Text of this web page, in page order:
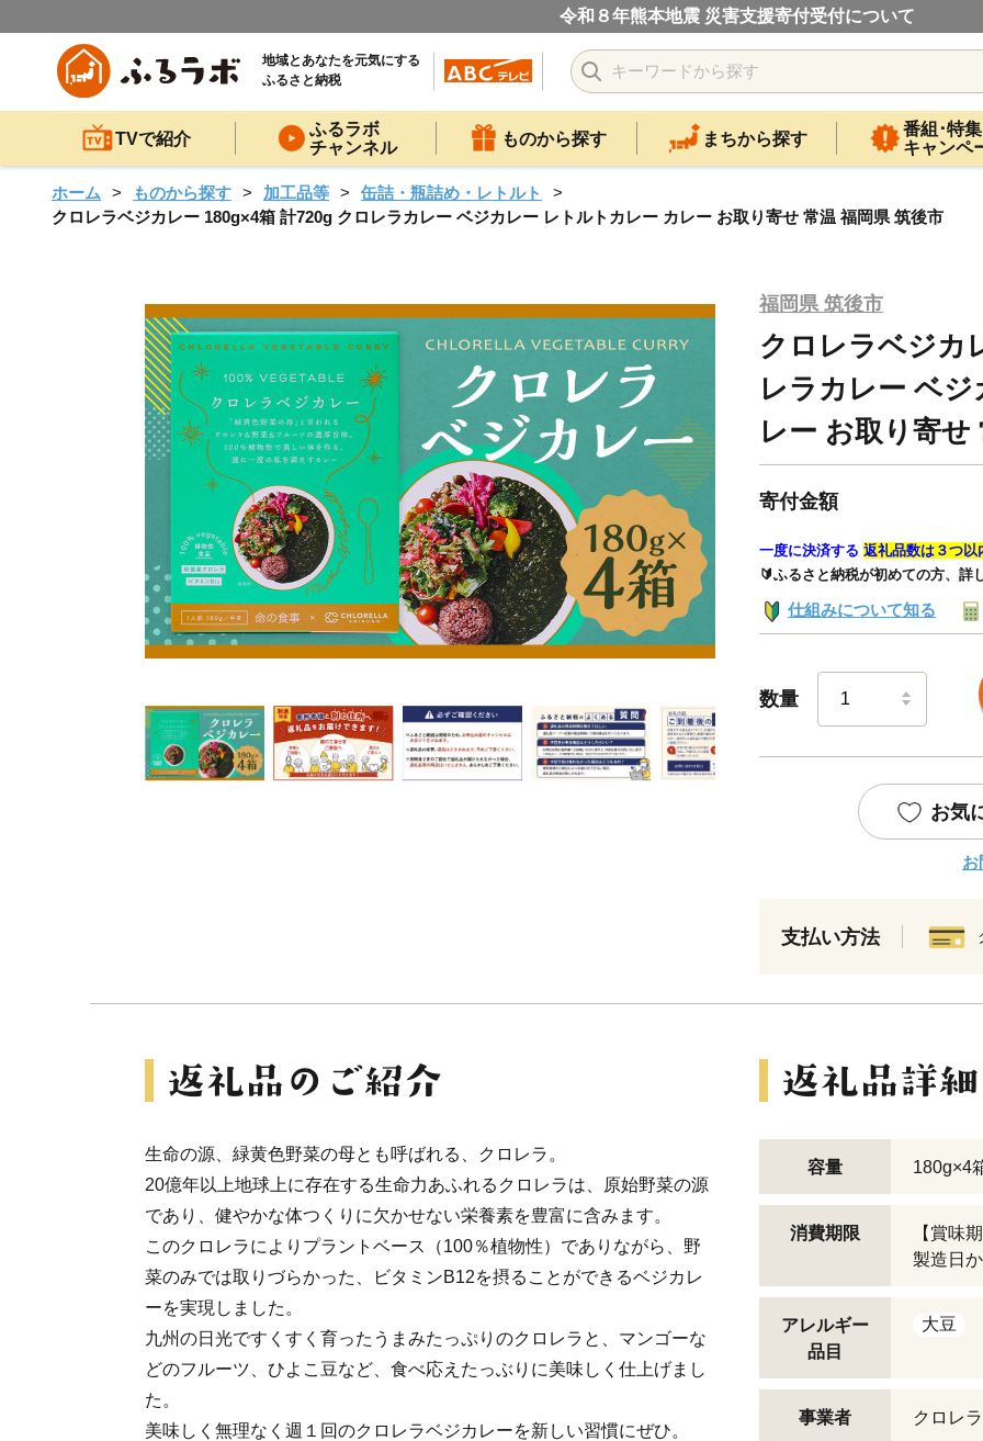
令和８年熊本地震 災害支援寄付受付について
地域とあなたを元気にする
ふるさと納税
TVで紹介
ふるラボ
チャンネル
ものから探す まちから探す
番組･特集
キャンペ
ホーム ものから探す 加工品等
缶詰・瓶詰め・レトルト
クロレラベジカレー 180g×4箱 計720g クロレラカレー ベジカレー レトルトカレー カレー お取り寄せ 常温 福岡県 筑後市
福岡県 筑後市
クロレラベジカ
レラカレー ベ
レー お取り寄せ
寄付金額
一度に決済する 返礼品数は３つ以
🔰ふるさと納税が初めての方、詳
仕組みについて知る
数量
お気
お
支払い方法
生命の源、緑黄色野菜の母とも呼ばれる、クロレラ。
20億年以上地球上に存在する生命力あふれるクロレラは、原始野菜の源
であり、健やかな体つくりに欠かせない栄養素を豊富に含みます。
このクロレラによりプラントベース（100％植物性）でありながら、野
菜のみでは取りづらかった、ビタミンB12を摂ることができるベジカレ
ーを実現しました。
九州の日光ですくすく育ったうまみたっぷりのクロレラと、マンゴーな
どのフルーツ、ひよこ豆など、食べ応えたっぶりに美味しく仕上げまし
た。
美味しく無理なく週１回のクロレラベジカレーを新しい習慣にぜひ。
容量 180g×4
消費期限
【賞味
製造日
アレルギー
品目
大豆
事業者 クロレ